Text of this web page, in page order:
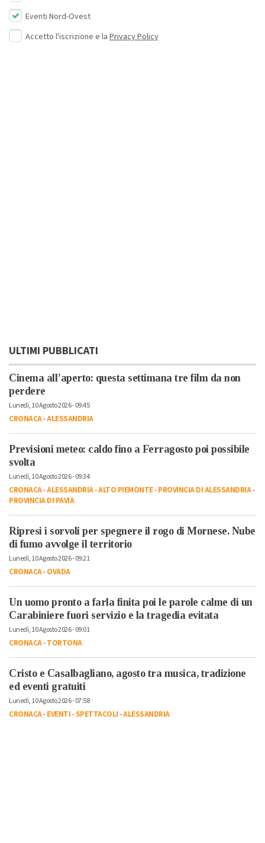
Eventi Nord-Ovest
Accetto l'iscrizione e la Privacy Policy
ULTIMI PUBBLICATI
Cinema all’aperto: questa settimana tre film da non
perdere
Lunedì, 10 Agosto 2026 - 09:45
CRONACA-ALESSANDRIA
Previsioni meteo: caldo fino a Ferragosto poi possibile
svolta
Lunedì, 10 Agosto 2026 - 09:34
CRONACA-ALESSANDRIA-ALTO PIEMONTE-PROVINCIA DI ALESSANDRIA-
PROVINCIA DI PAVIA
Ripresi i sorvoli per spegnere il rogo di Mornese. Nube
di fumo avvolge il territorio
Lunedì, 10 Agosto 2026 - 09:21
CRONACA-OVADA
Un uomo pronto a farla finita poi le parole calme di un
Carabiniere fuori servizio e la tragedia evitata
Lunedì, 10 Agosto 2026 - 09:01
CRONACA-TORTONA
Cristo e Casalbagliano, agosto tra musica, tradizione
ed eventi gratuiti
Lunedì, 10 Agosto 2026 - 07:58
CRONACA-EVENTI-SPETTACOLI-ALESSANDRIA